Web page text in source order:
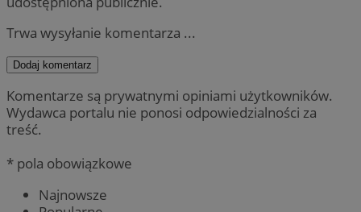
Trwa wysyłanie komentarza ...
Dodaj komentarz
Komentarze są prywatnymi opiniami użytkowników.
Wydawca portalu nie ponosi odpowiedzialności za
treść.
* pola obowiązkowe
Najnowsze